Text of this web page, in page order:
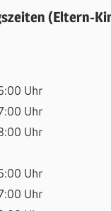
(Eltern-
Uhr
Uhr
Uhr
Uhr
Uhr